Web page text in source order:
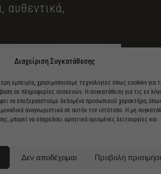
Διαχείριση Συγκατάθεσης
εμπειρία, χρησιμοποιούμε τεχνολογίες όπως cookies για
σε πληροφορίες συσκευών. Η συγκατάθεση για τις εν
να επεξεργαστούμε δεδομένα προσωπικού χαρακτήρα,
αναγνωριστικά σε αυτόν τον ιστότοπο. Η μη
μπορεί να επηρεάσει αρνητικά ορισμένες λειτουργίες και
Δεν αποδέχομαι Προβολή
αυθεντικά,